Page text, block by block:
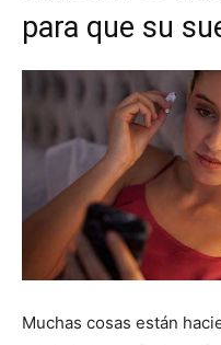
para que su
Muchas cosas están